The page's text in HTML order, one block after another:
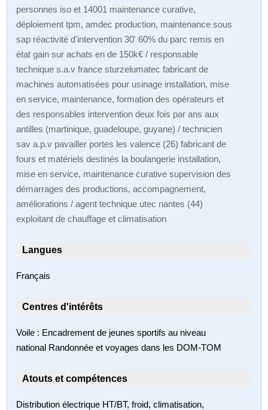
personnes iso et 14001 maintenance curative,
déploiement tpm, amdec production, maintenance sous
sap réactivité d'intervention 30' 60% du parc remis en
état gain sur achats en de 150k€ / responsable
technique s.a.v france sturzelumatec fabricant de
machines automatisées pour usinage installation, mise
en service, maintenance, formation des opérateurs et
des responsables intervention deux fois par ans aux
antilles (martinique, guadeloupe, guyane) / technicien
sav a.p.v pavailler portes les valence (26) fabricant de
fours et matériels destinés la boulangerie installation,
mise en service, maintenance curative supervision des
démarrages des productions, accompagnement,
améliorations / agent technique utec nantes (44)
exploitant de chauffage et climatisation
Langues
Français
Centres d'intérêts
Voile : Encadrement de jeunes sportifs au niveau
national Randonnée et voyages dans les DOM-TOM
Atouts et compétences
Distribution électrique HT/BT, froid, climatisation,